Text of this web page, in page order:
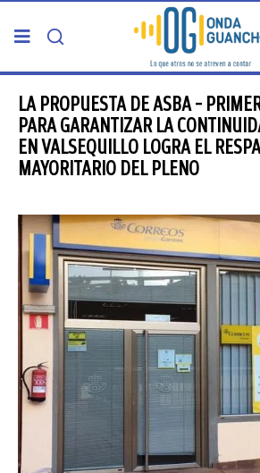
PORTADA
TELDE
CANARIAS
5ª COLUMNA
CARTAS DEL DIRECTOR
ENTREVISTAS
LA PROPUESTA DE ASBA –
PARA GARANTIZAR LA
EN VALSEQUILLO LOGRA EL
MAYORITARIO DEL PLENO